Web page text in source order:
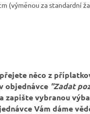
(výměnou za standardní
něco z
objednávce "Zadat
a zapište vybranou
Vám dáme